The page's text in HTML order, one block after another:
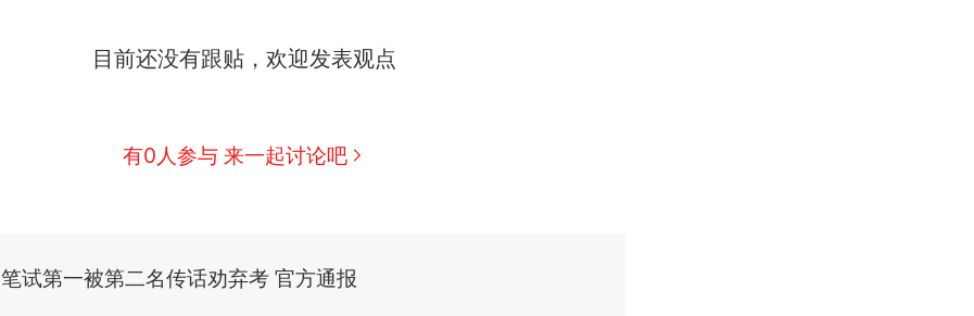
目前还没有跟贴，欢迎发表观点
有0人参与 来一起讨论吧
男子上山采菌偶然发现鸡枞菌窝，原地守1天等它长大：挖了140多
笔试第一被第二名传话劝弃考 官方通报